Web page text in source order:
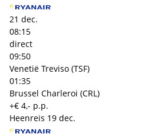
21 dec.
08:15
direct
09:50
Venetië Treviso (TSF)
01:35
Brussel Charleroi (CRL)
+€ 4,- p.p.
Heenreis 19 dec.